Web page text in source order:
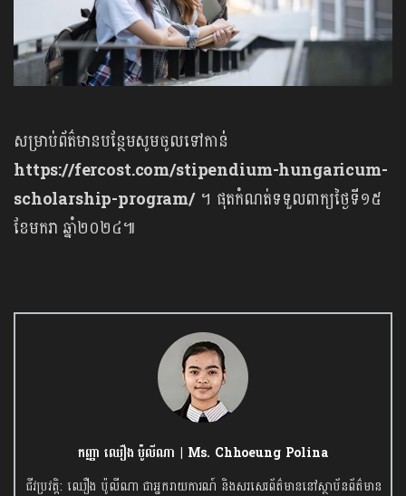
សម្រាប់ព័ត៌មានបន្ថែមសូមចូលទៅកាន់់
https://fercost.com/stipendium-hungaricum-
scholarship-program/។ ផុតកំណត់ទទួលពាក្យថ្ងៃទី១៥
ខែមករា ឆ្នាំ២០២៤៕
កញ្ញា ឈឿង ប៉ូលីណា | Ms. Chhoeung Polina
ជីវប្រវត្តិ: ឈឿង ប៉ូលីណា ជាអ្នករាយការណ៍ និងសរសេរព័ត៌មាននៅស្ថាប័នព័ត៌មាន